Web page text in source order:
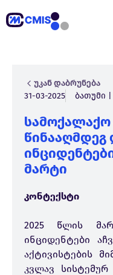
უკან დაბრუნება
31-03-2025
ბათუმი
სამოქალაქო
მარტი
კონტექსტი
2025 წლის
ინციდენტები
აქტივისტების
კვლავ სისტემურ